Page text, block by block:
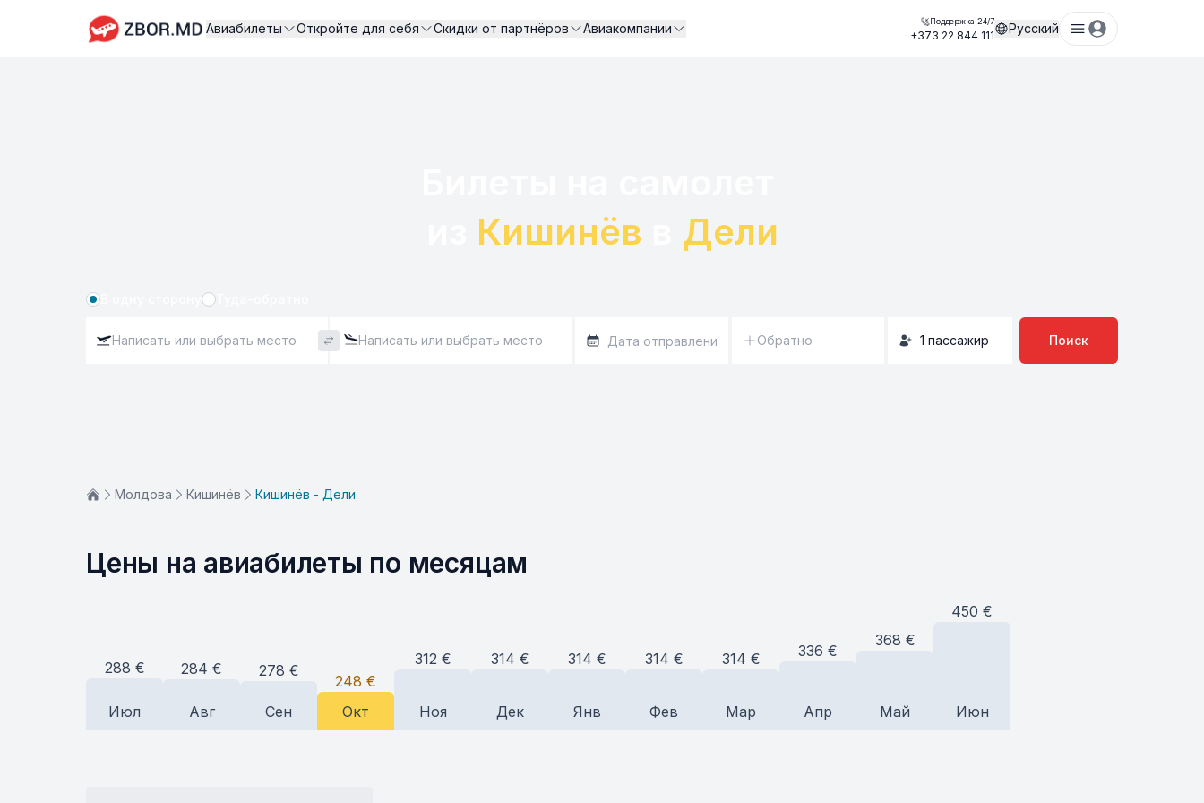
Авиабилеты Откройте для себя Скидки от партнёров Авиакомпании Поддержка 24/7
+373 22 844 111 Русский
Кишинёв Дели
Обратно 1 пассажир Поиск
Молдова Кишинёв Кишинёв - Дели
Цены на авиабилеты по месяцам
288 €
Июл
284 €
Авг
278 €
Сен
248 €
Окт
312 €
Ноя
314 €
Дек
314 €
Янв
314 €
Фев
314 €
Мар
336 €
Апр
368 €
Май
450 €
Июн